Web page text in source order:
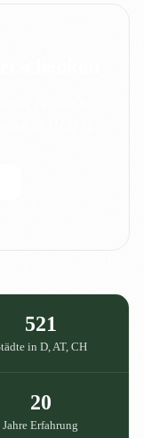
521
in D, AT, CH
20
Jahre Erfahrung